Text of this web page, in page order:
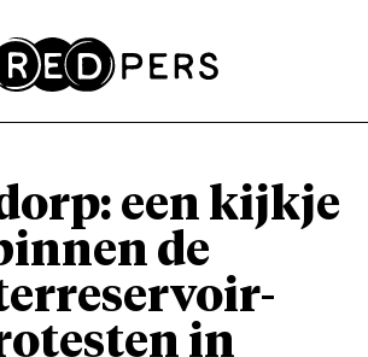
een kijkje
de
in